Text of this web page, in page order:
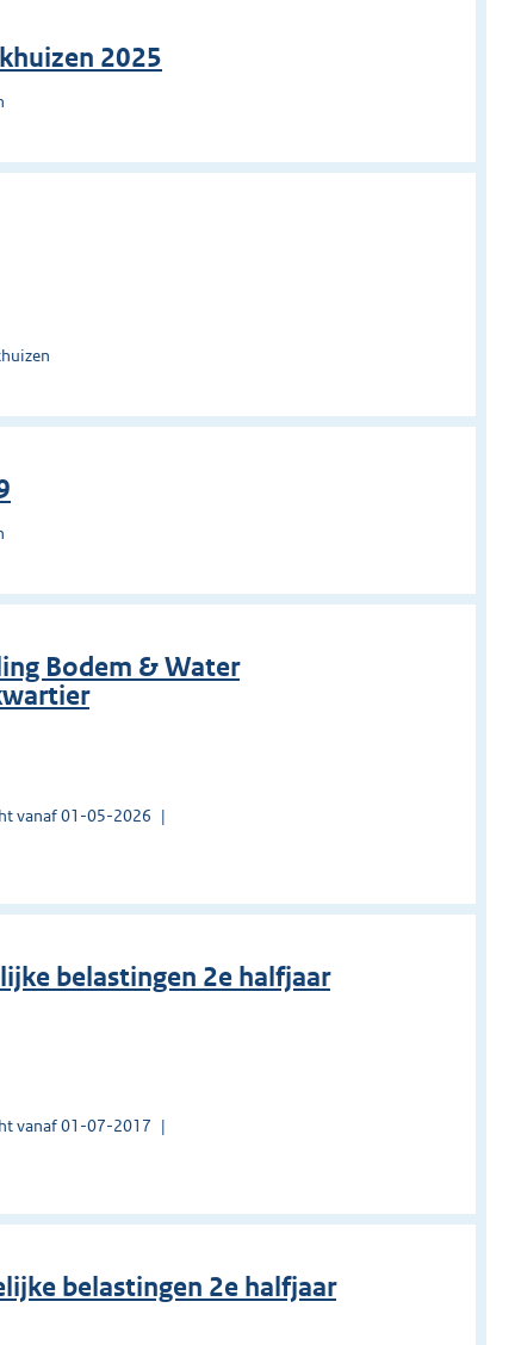
2025
Bodem & Water
vanaf 01-05-2026
belastingen 2e halfjaar
vanaf 01-07-2017
belastingen 2e halfjaar